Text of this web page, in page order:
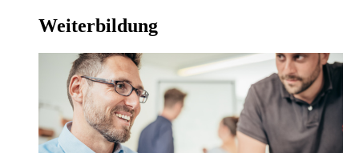
Weiterbildung